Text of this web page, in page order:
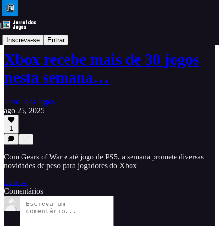
Inscreva-se Entrar
Dicas
Xbox recebe mais de 30 jogos
nesta semana…
Jornal dos Jogos
ago 25, 2025
1
Com Gears of War e até jogo de PS5, a semana promete diversas
novidades de peso para jogadores do Xbox
Leia →
Comentários